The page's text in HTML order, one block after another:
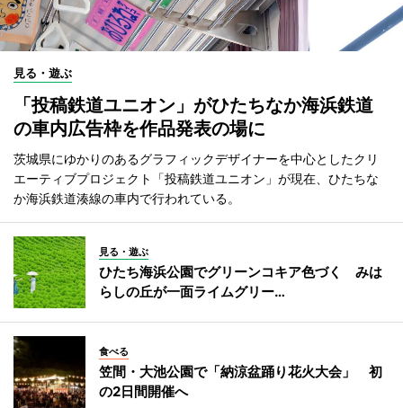
見る・遊ぶ
「投稿鉄道ユニオン」がひたちなか海浜鉄道
の車内広告枠を作品発表の場に
茨城県にゆかりのあるグラフィックデザイナーを中心としたクリ
エーティブプロジェクト「投稿鉄道ユニオン」が現在、ひたちな
か海浜鉄道湊線の車内で行われている。
見る・遊ぶ
ひたち海浜公園でグリーンコキア色づく みは
らしの丘が一面ライムグリー…
食べる
笠間・大池公園で「納涼盆踊り花火大会」 初
の2日間開催へ